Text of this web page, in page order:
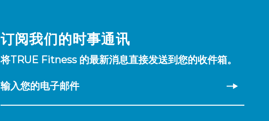
订阅我们的时事通讯
将TRUE Fitness 的最新消息直接发送到您的收件箱。
输入您的电子邮件